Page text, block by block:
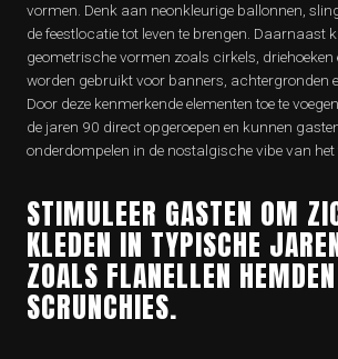
vormen. Denk aan neonkleurige ballonnen,
de feestlocatie tot leven te brengen. Daarnaast
geometrische vormen zoals cirkels,
worden gebruikt voor banners, achtergronden
Door deze kenmerkende elementen toe te
de jaren 90 direct opgeroepen en kunnen
onderdompelen in de nostalgische vibe van het
STIMULEER GASTEN OM
KLEDEN IN TYPISCHE
ZOALS FLANELLEN
SCRUNCHIES.